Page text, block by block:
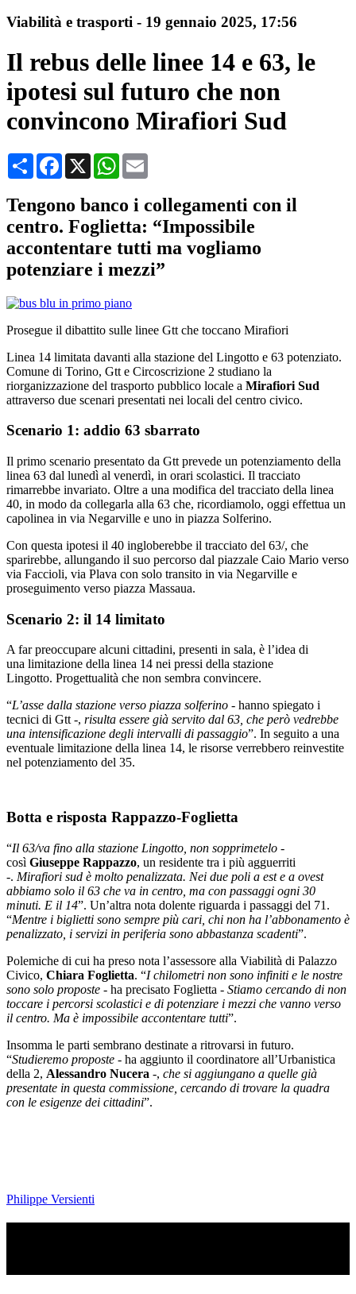
Viabilità e trasporti - 19 gennaio 2025, 17:56
Il rebus delle linee 14 e 63, le
ipotesi sul futuro che non
convincono Mirafiori Sud
CondividiFacebook
X WhatsApp
Tengono banco i collegamenti con il
centro. Foglietta: “Impossibile
accontentare tutti ma vogliamo
potenziare i mezzi”
Prosegue il dibattito sulle linee Gtt che toccano Mirafiori
Linea 14 limitata davanti alla stazione del Lingotto e 63 potenziato.
Comune di Torino, Gtt e Circoscrizione 2 studiano la
riorganizzazione del trasporto pubblico locale a Mirafiori Sud
attraverso due scenari presentati nei locali del centro civico.
Scenario 1: addio 63 sbarrato
Il primo scenario presentato da Gtt prevede un potenziamento della
linea 63 dal lunedì al venerdì, in orari scolastici. Il tracciato
rimarrebbe invariato. Oltre a una modifica del tracciato della linea
40, in modo da collegarla alla 63 che, ricordiamolo, oggi effettua un
capolinea in via Negarville e uno in piazza Solferino.
Con questa ipotesi il 40 ingloberebbe il tracciato del 63/, che
sparirebbe, allungando il suo percorso dal piazzale Caio Mario verso
via Faccioli, via Plava con solo transito in via Negarville e
proseguimento verso piazza Massaua.
Scenario 2: il 14 limitato
A far preoccupare alcuni cittadini, presenti in sala, è l’idea di
una limitazione della linea 14 nei pressi della stazione
Lingotto. Progettualità che non sembra convincere.
“L’asse dalla stazione verso piazza solferino - hanno spiegato i
tecnici di Gtt -, risulta essere già servito dal 63, che però vedrebbe
una intensificazione degli intervalli di passaggio”. In seguito a una
eventuale limitazione della linea 14, le risorse verrebbero reinvestite
nel potenziamento del 35.
Botta e risposta Rappazzo-Foglietta
“Il 63/va fino alla stazione Lingotto, non sopprimetelo -
così Giuseppe Rappazzo, un residente tra i più agguerriti
-. Mirafiori sud è molto penalizzata. Nei due poli a est e a ovest
abbiamo solo il 63 che va in centro, ma con passaggi ogni 30
minuti. E il 14”. Un’altra nota dolente riguarda i passaggi del 71.
“Mentre i biglietti sono sempre più cari, chi non ha l’abbonamento è
penalizzato, i servizi in periferia sono abbastanza scadenti”.
Polemiche di cui ha preso nota l’assessore alla Viabilità di Palazzo
Civico, Chiara Foglietta. “I chilometri non sono infiniti e le nostre
sono solo proposte - ha precisato Foglietta - Stiamo cercando di non
toccare i percorsi scolastici e di potenziare i mezzi che vanno verso
il centro. Ma è impossibile accontentare tutti”.
Insomma le parti sembrano destinate a ritrovarsi in futuro.
“Studieremo proposte - ha aggiunto il coordinatore all’Urbanistica
della 2, Alessandro Nucera -, che si aggiungano a quelle già
presentate in questa commissione, cercando di trovare la quadra
con le esigenze dei cittadini”.
Philippe Versienti